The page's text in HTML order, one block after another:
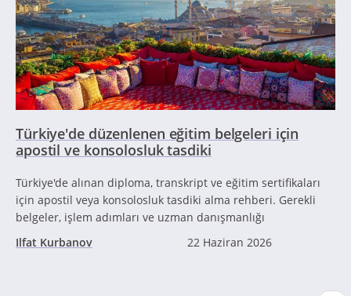
Türkiye'de düzenlenen eğitim belgeleri için
apostil ve konsolosluk tasdiki
Türkiye'de alınan diploma, transkript ve eğitim sertifikaları
için apostil veya konsolosluk tasdiki alma rehberi. Gerekli
belgeler, işlem adımları ve uzman danışmanlığı
Ilfat Kurbanov
22 Haziran 2026